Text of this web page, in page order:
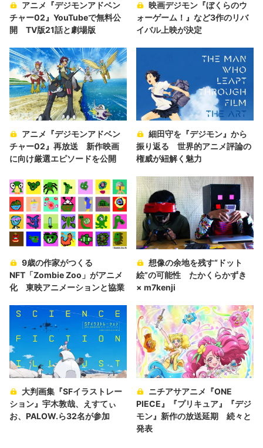
アニメ『デジモンアドベン
チャー02』YouTubeで無料公
開 TV版21話と劇場版
映画デジモン『ぼくらのウ
ォーゲーム！』など3作のリバ
イバル上映が決定
アニメ『デジモンアドベン
チャー02』再放送 新作映画
に向け厳選エピソードを公開
細田守を『デジモン』から
振り返る 世界的アニメ評論の
権威が紐解く魅力
9歳の作家がつくる
NFT「Zombie Zoo」がアニメ
化 東映アニメーションと協業
想像の余地を残す“ドット
絵”の可能性 たかくらかずき
× m7kenji
大判画集『SFイラストレー
ション』宇木敦哉、えすてぃ
お、PALOW.ら32名が参加
ニチアサアニメ『ONE
PIECE』『プリキュア』『デジ
モン』新作の放送延期 続々と
発表